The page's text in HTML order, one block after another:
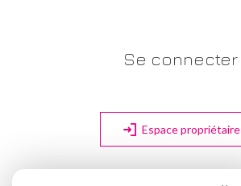
Se connecter
Espace propriétaire